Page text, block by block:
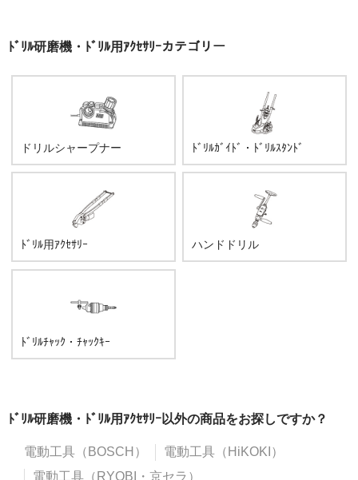
ﾄﾞﾘﾙ研磨機・ﾄﾞﾘﾙ用ｱｸｾｻﾘｰカテゴリー
ドリルシャープナー ﾄﾞﾘﾙｶﾞｲﾄﾞ・ﾄﾞﾘﾙｽﾀﾝﾄﾞ
ﾄﾞﾘﾙ用ｱｸｾｻﾘｰ ハンドドリル
ﾄﾞﾘﾙﾁｬｯｸ・ﾁｬｯｸｷｰ
ﾄﾞﾘﾙ研磨機・ﾄﾞﾘﾙ用ｱｸｾｻﾘｰ以外の商品をお探しですか？
電動工具（BOSCH）
電動工具（HiKOKI）
電動工具（RYOBI・京セラ）